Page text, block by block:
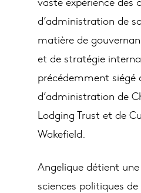
d’administration de
matière de
et de stratégie
précédemment siégé
d’administration de
Lodging Trust et de
Wakefield.
Angelique détient
sciences politiques de